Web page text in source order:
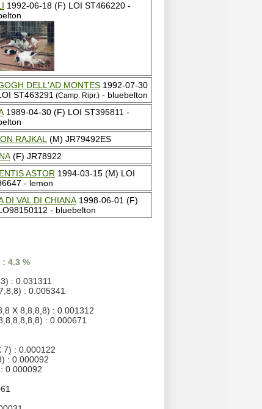
1992-06-18 (F) LOI ST466220 -
DELL'AD MONTES 1992-07-30
ST463291 (Camp. Ripr.) - bluebelton
1989-04-30 (F) LOI ST395811 -
RAJKAL (M) JR79492ES
(F) JR78922
ASTOR 1994-03-15 (M) LOI
- lemon
DI VAL DI CHIANA 1998-06-01 (F)
- bluebelton
4.3 %
: 0.031311
: 0.005341
X 8,8,8,8) : 0.001312
: 0.000671
: 0.000122
: 0.000092
0.000092